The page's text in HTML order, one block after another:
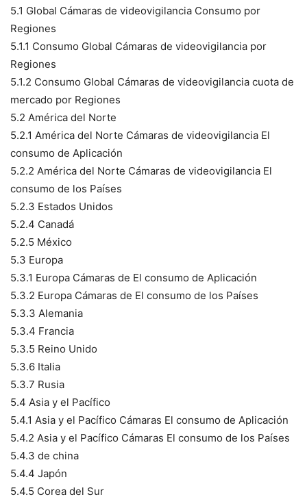
5.1 Global Cámaras de videovigilancia Consumo por
Regiones
5.1.1 Consumo Global Cámaras de videovigilancia por
Regiones
5.1.2 Consumo Global Cámaras de videovigilancia cuota de
mercado por Regiones
5.2 América del Norte
5.2.1 América del Norte Cámaras de videovigilancia El
consumo de Aplicación
5.2.2 América del Norte Cámaras de videovigilancia El
consumo de los Países
5.2.3 Estados Unidos
5.2.4 Canadá
5.2.5 México
5.3 Europa
5.3.1 Europa Cámaras de El consumo de Aplicación
5.3.2 Europa Cámaras de El consumo de los Países
5.3.3 Alemania
5.3.4 Francia
5.3.5 Reino Unido
5.3.6 Italia
5.3.7 Rusia
5.4 Asia y el Pacífico
5.4.1 Asia y el Pacífico Cámaras El consumo de Aplicación
5.4.2 Asia y el Pacífico Cámaras El consumo de los Países
5.4.3 de china
5.4.4 Japón
5.4.5 Corea del Sur